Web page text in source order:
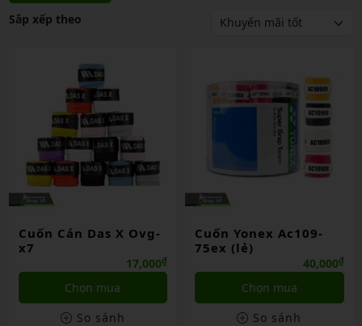
Sắp xếp theo
Cuốn Cán Das X Ovg-
x7
17,000₫
Chọn mua
So sánh
Cuốn Yonex Ac109-
75ex (lẻ)
40,000₫
Chọn mua
So sánh